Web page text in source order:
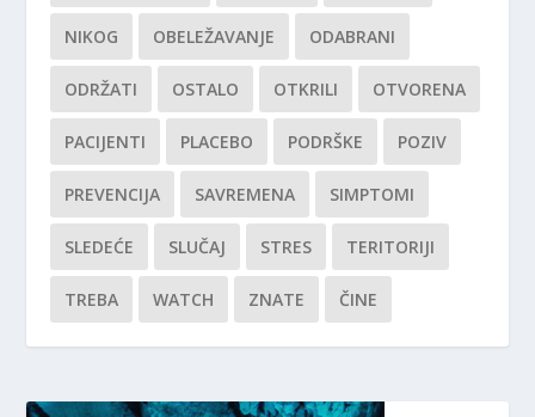
NIKOG OBELEŽAVANJE ODABRANI
ODRŽATI OSTALO OTKRILI OTVORENA
PACIJENTI PLACEBO PODRŠKE POZIV
PREVENCIJA SAVREMENA SIMPTOMI
SLEDEĆE SLUČAJ STRES TERITORIJI
TREBA WATCH ZNATE ČINE